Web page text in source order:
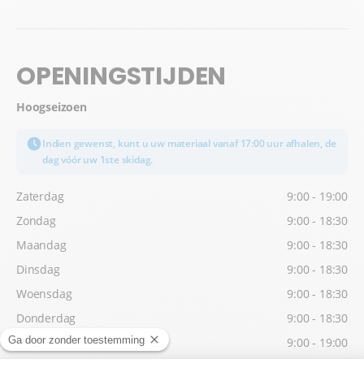
OPENINGSTIJDEN
Hoogseizoen
Indien gewenst, kunt u uw materiaal vanaf 17:00 uur afhalen, de
dag vóór uw 1ste skidag.
Zaterdag
9:00 - 19:00
Zondag
9:00 - 18:30
Maandag
9:00 - 18:30
Dinsdag
9:00 - 18:30
Woensdag
9:00 - 18:30
Donderdag
9:00 - 18:30
Vrijdag
9:00 - 19:00